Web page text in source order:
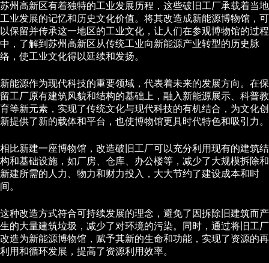
苏州高新区有着独特的工业发展历程，这些破旧工厂承载着当地
工业发展的记忆和历史文化价值。将其改造成新能源博物馆，可
以保留并传承这一地区的工业文化，让人们在参观博物馆的过程
中，了解到苏州高新区从传统工业向新能源产业转型的历史脉
络，使工业文化得以延续和发扬。
新能源作为现代科技的重要领域，代表着未来的发展方向。在保
留工厂原有建筑风貌和结构的基础上，融入新能源展示、科普教
育等新元素，实现了传统文化与现代科技的有机结合，为文化创
新提供了新的载体和平台，也使博物馆更具时代特色和吸引力。
相比新建一座博物馆，改造破旧工厂可以充分利用现有的建筑结
构和基础设施，如厂房、仓库、办公楼等，减少了大规模拆除和
新建所需的人力、物力和财力投入，大大节约了建设成本和时
间。
这种改造方式符合可持续发展的理念，避免了因拆除旧建筑而产
生的大量建筑垃圾，减少了对环境的污染。同时，通过将旧工厂
改造为新能源博物馆，赋予其新的生命和功能，实现了资源的再
利用和循环发展，提高了资源利用效率。